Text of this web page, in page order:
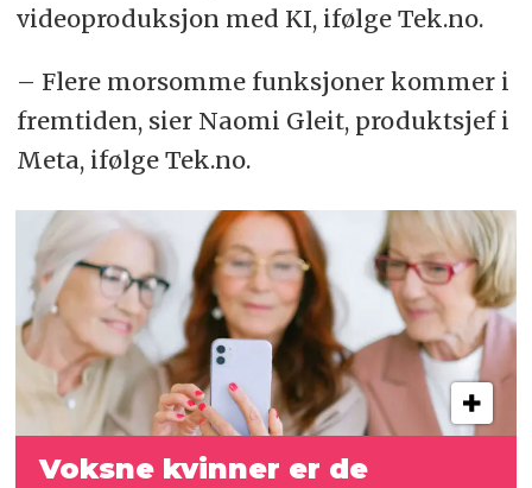
videoproduksjon med KI, ifølge Tek.no.
– Flere morsomme funksjoner kommer i
fremtiden, sier Naomi Gleit, produktsjef i
Meta, ifølge Tek.no.
Voksne kvinner er de